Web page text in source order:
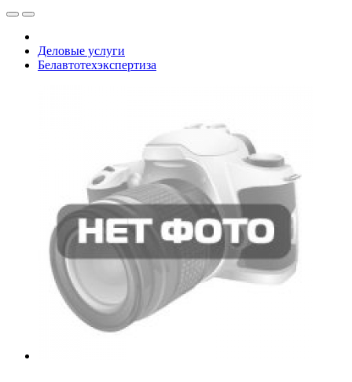
Деловые услуги
Белавтотехэкспертиза